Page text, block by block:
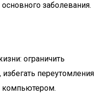
заболевания.
ограничить
переутомления
компьютером.